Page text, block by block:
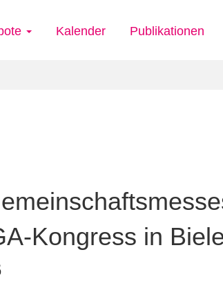
Kalender Publikationen
Kongress in